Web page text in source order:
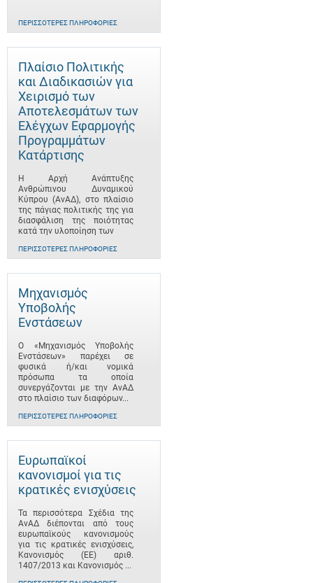
ΠΕΡΙΣΣΌΤΕΡΕΣ ΠΛΗΡΟΦΟΡΊΕΣ
Πλαίσιο Πολιτικής
και Διαδικασιών για
Χειρισμό των
Αποτελεσμάτων των
Ελέγχων Εφαρμογής
Προγραμμάτων
Κατάρτισης
Η Αρχή Ανάπτυξης
Ανθρώπινου Δυναμικού
Κύπρου (ΑνΑΔ), στο πλαίσιο
της πάγιας πολιτικής της για
διασφάλιση της ποιότητας
κατά την υλοποίηση των
ΠΕΡΙΣΣΌΤΕΡΕΣ ΠΛΗΡΟΦΟΡΊΕΣ
Μηχανισμός
Υποβολής
Ενστάσεων
Ο «Μηχανισμός Υποβολής
Ενστάσεων» παρέχει σε
φυσικά ή/και νομικά
πρόσωπα τα οποία
συνεργάζονται με την ΑνΑΔ
στο πλαίσιο των διαφόρων...
ΠΕΡΙΣΣΌΤΕΡΕΣ ΠΛΗΡΟΦΟΡΊΕΣ
Ευρωπαϊκοί
κανονισμοί για τις
κρατικές ενισχύσεις
Τα περισσότερα Σχέδια της
ΑνΑΔ διέπονται από τους
ευρωπαϊκούς κανονισμούς
για τις κρατικές ενισχύσεις,
Κανονισμός (ΕΕ) αριθ.
1407/2013 και Κανονισμός ...